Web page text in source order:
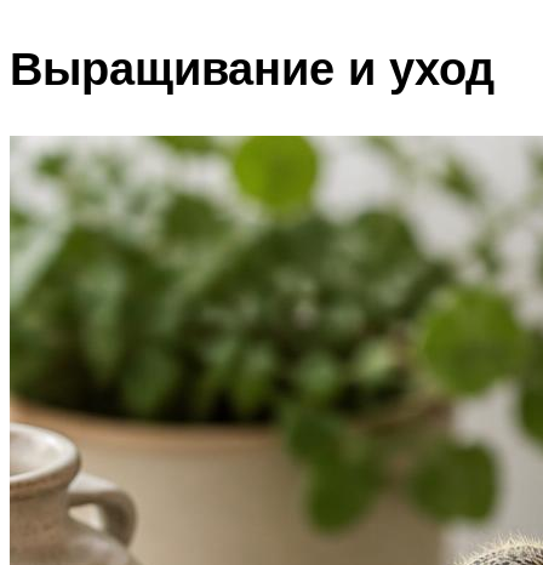
Выращивание и уход